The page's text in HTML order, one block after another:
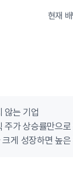
현재
않는 기업
주가 상승률만으
게 성장하면 높